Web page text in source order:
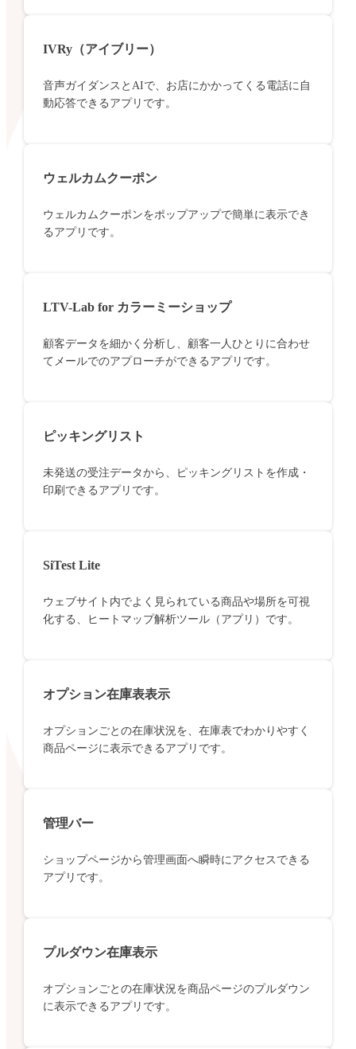
IVRy（アイブリー）
音声ガイダンスとAIで、お店にかかってくる電話に自
動応答できるアプリです。
ウェルカムクーポン
ウェルカムクーポンをポップアップで簡単に表示でき
るアプリです。
LTV-Lab for カラーミーショップ
顧客データを細かく分析し、顧客一人ひとりに合わせ
てメールでのアプローチができるアプリです。
ピッキングリスト
未発送の受注データから、ピッキングリストを作成・
印刷できるアプリです。
SiTest Lite
ウェブサイト内でよく見られている商品や場所を可視
化する、ヒートマップ解析ツール（アプリ）です。
オプション在庫表表示
オプションごとの在庫状況を、在庫表でわかりやすく
商品ページに表示できるアプリです。
管理バー
ショップページから管理画面へ瞬時にアクセスできる
アプリです。
プルダウン在庫表示
オプションごとの在庫状況を商品ページのプルダウン
に表示できるアプリです。